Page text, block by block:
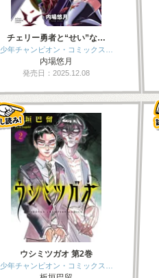
チェリー勇者と“せい”な…
少年チャンピオン・コミックス…
内場悠月
発売日：2025.12.08
ウシミツガオ 第2巻
少年チャンピオン・コミックス…